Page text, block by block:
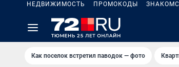
НЕДВИЖИМОСТЬ ПРОМОКОДЫ
Как поселок встретил паводок — фото